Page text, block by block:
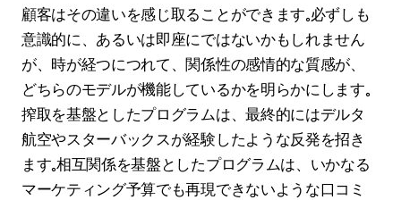
顧客はその違いを感じ取ることができます。必ずしも
意識的に、あるいは即座にではないかもしれません
が、時が経つにつれて、関係性の感情的な質感が、
どちらのモデルが機能しているかを明らかにします。
搾取を基盤としたプログラムは、最終的にはデルタ
航空やスターバックスが経験したような反発を招き
ます。相互関係を基盤としたプログラムは、いかなる
マーケティング予算でも再現できないような口コミ